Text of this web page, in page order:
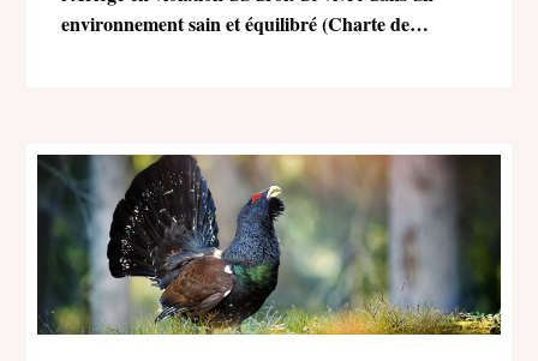
environnement sain et équilibré (Charte de